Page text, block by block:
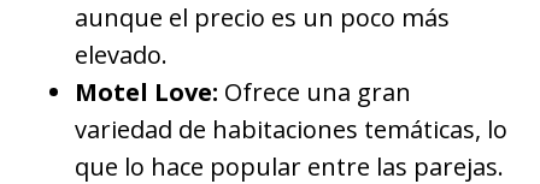
aunque el precio es un poco más
elevado.
Motel Love: Ofrece una gran
variedad de habitaciones temáticas, lo
que lo hace popular entre las parejas.